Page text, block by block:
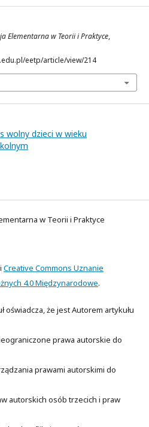
Elementarna w Teorii i Praktyce,
eetp/article/view/214
wolny dzieci w wieku
w Teorii i Praktyce
Creative Commons Uznanie
4.0 Międzynarodowe.
oświadcza, że jest Autorem artykułu
prawa autorskie do
prawami autorskimi do
autorskich osób trzecich i praw